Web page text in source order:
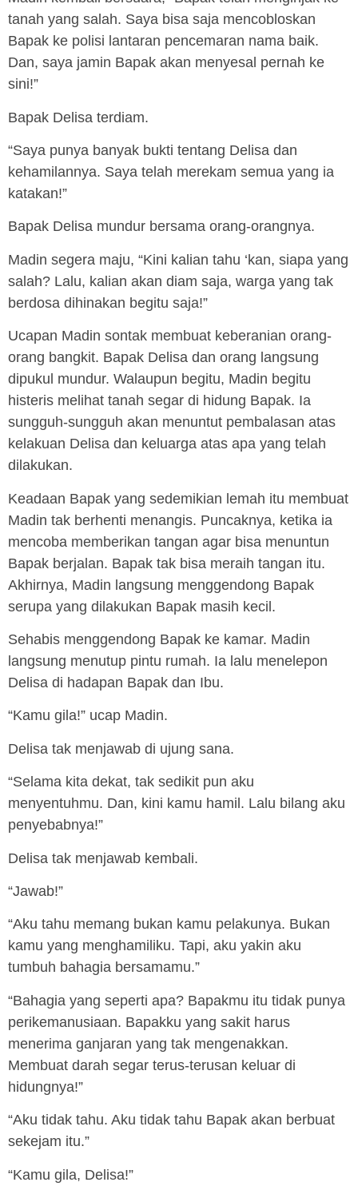
tanah yang salah. Saya bisa saja mencobloskan
Bapak ke polisi lantaran pencemaran nama baik.
Dan, saya jamin Bapak akan menyesal pernah ke
sini!”
Bapak Delisa terdiam.
“Saya punya banyak bukti tentang Delisa dan
kehamilannya. Saya telah merekam semua yang ia
katakan!”
Bapak Delisa mundur bersama orang-orangnya.
Madin segera maju, “Kini kalian tahu ‘kan, siapa yang
salah? Lalu, kalian akan diam saja, warga yang tak
berdosa dihinakan begitu saja!”
Ucapan Madin sontak membuat keberanian orang-
orang bangkit. Bapak Delisa dan orang langsung
dipukul mundur. Walaupun begitu, Madin begitu
histeris melihat tanah segar di hidung Bapak. Ia
sungguh-sungguh akan menuntut pembalasan atas
kelakuan Delisa dan keluarga atas apa yang telah
dilakukan.
Keadaan Bapak yang sedemikian lemah itu membuat
Madin tak berhenti menangis. Puncaknya, ketika ia
mencoba memberikan tangan agar bisa menuntun
Bapak berjalan. Bapak tak bisa meraih tangan itu.
Akhirnya, Madin langsung menggendong Bapak
serupa yang dilakukan Bapak masih kecil.
Sehabis menggendong Bapak ke kamar. Madin
langsung menutup pintu rumah. Ia lalu menelepon
Delisa di hadapan Bapak dan Ibu.
“Kamu gila!” ucap Madin.
Delisa tak menjawab di ujung sana.
“Selama kita dekat, tak sedikit pun aku
menyentuhmu. Dan, kini kamu hamil. Lalu bilang aku
penyebabnya!”
Delisa tak menjawab kembali.
“Jawab!”
“Aku tahu memang bukan kamu pelakunya. Bukan
kamu yang menghamiliku. Tapi, aku yakin aku
tumbuh bahagia bersamamu.”
“Bahagia yang seperti apa? Bapakmu itu tidak punya
perikemanusiaan. Bapakku yang sakit harus
menerima ganjaran yang tak mengenakkan.
Membuat darah segar terus-terusan keluar di
hidungnya!”
“Aku tidak tahu. Aku tidak tahu Bapak akan berbuat
sekejam itu.”
“Kamu gila, Delisa!”